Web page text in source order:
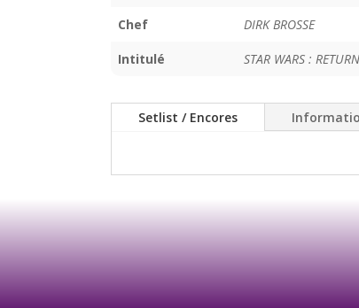
Chef DIRK BROSSE
Intitulé STAR WARS :
Setlist / Encores